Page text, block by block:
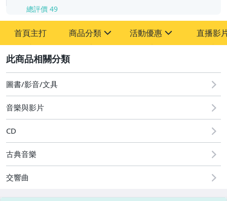
總評價 49
首頁主打 商品分類
其它
活動優惠
[全店] 粉絲專享
[全店] 週年慶
直播影
圖書/影音/文具
音樂與影片
CD
古典音樂
交響曲